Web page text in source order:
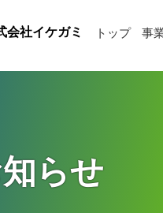
トップ 事
らせ